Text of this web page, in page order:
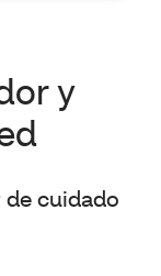
y
cuidado